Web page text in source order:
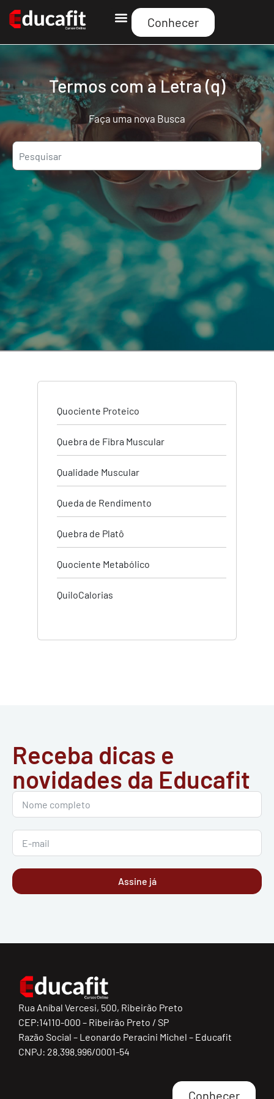
Conhecer
Termos com a Letra (q)
Faça uma nova Busca
Quociente Proteico
Quebra de Fibra Muscular
Qualidade Muscular
Queda de Rendimento
Quebra de Platô
Quociente Metabólico
QuiloCalorias
Receba dicas e
novidades da Educafit
Assine já
Rua Aníbal Vercesi, 500, Ribeirão Preto
CEP:14110-000 – Ribeirão Preto / SP
Razão Social – Leonardo Peracini Michel – Educafit
CNPJ: 28.398.996/0001-54
Conhecer